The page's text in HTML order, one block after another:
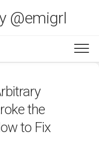
@emigrl
the
to Fix